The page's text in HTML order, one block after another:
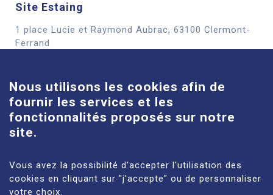
Site Estaing
1 place Lucie et Raymond Aubrac, 63100 Clermont-
Ferrand
Site Louise-Michel
61 route de Châteaugay, 63118 Cébazat
En savoir plus
Nous utilisons les cookies afin de
fournir les services et les
fonctionnalités proposés sur notre
site.
Vous avez la possibilité d'accepter l'utilisation des
cookies en cliquant sur "j'accepte" ou de personnaliser
votre choix.